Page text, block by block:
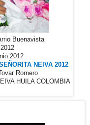
Buenavista
2012
NEIVA 2012
Romero
HUILA COLOMBIA